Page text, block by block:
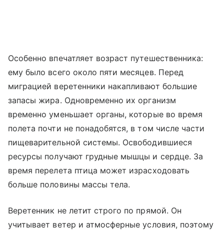
Особенно впечатляет возраст путешественника:
ему было всего около пяти месяцев. Перед
миграцией веретенники накапливают большие
запасы жира. Одновременно их организм
временно уменьшает органы, которые во время
полета почти не понадобятся, в том числе части
пищеварительной системы. Освободившиеся
ресурсы получают грудные мышцы и сердце. За
время перелета птица может израсходовать
больше половины массы тела.
Веретенник не летит строго по прямой. Он
учитывает ветер и атмосферные условия, поэтому